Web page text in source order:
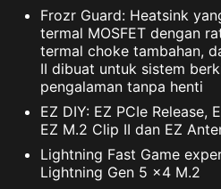
Frozr Guard: Heatsink
termal MOSFET dengan
termal choke tambahan,
II dibuat untuk sistem
pengalaman tanpa henti
EZ DIY: EZ PCIe Release,
EZ M.2 Clip II dan EZ
Lightning Fast Game
Lightning Gen 5 x4 M.2